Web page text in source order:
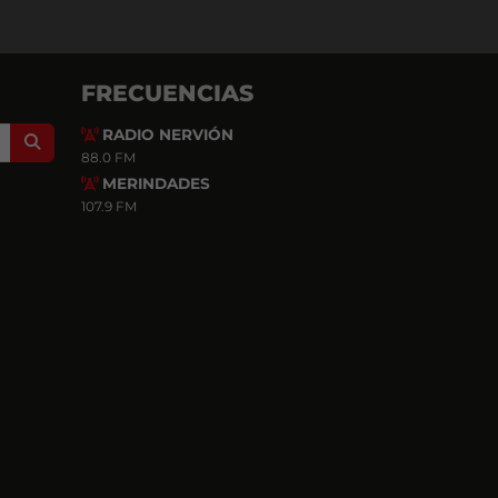
Search
FRECUENCIAS
RADIO NERVIÓN
88.0 FM
MERINDADES
107.9 FM